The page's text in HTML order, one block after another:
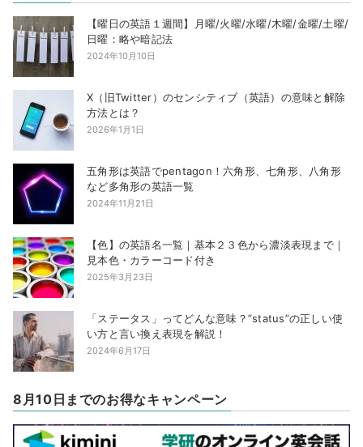
【曜日の英語１週間】月曜/火曜/水曜/木曜/金曜/土曜/
日曜：略や暗記法
2024年10月10日
X（旧Twitter）のセンシティブ（英語）の意味と解除
方法とは？
2026年1月1日
五角形は英語でpentagon！六角形、七角形、八角形
など多角形の英語一覧
2024年11月21日
【色】の英語名一覧｜基本２３色から濃淡表現まで｜
見本色・カラーコード付き
2025年3月23日
「ステータス」ってどんな意味？”status”の正しい使
い方と言い換え表現を解説！
2024年6月17日
8月10日までのお得なキャンペーン